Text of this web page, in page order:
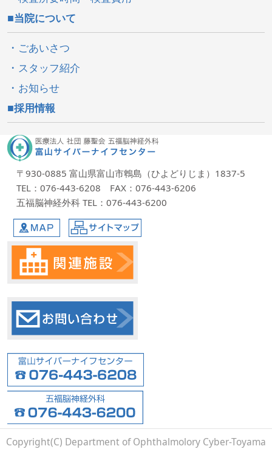
当院について
ごあいさつ
スタッフ紹介
お知らせ
採用情報
〒930-0885 富山県富山市鵯島（ひよどりじま）1837-5
TEL：076-443-6208 FAX：076-443-6206
五福脳神経外科 TEL：076-443-6200
MAP
Copyright(C) Department of Ophthalmolory Cyber-Toyama